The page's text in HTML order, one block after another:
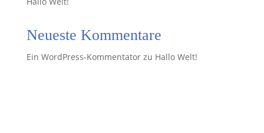
Neueste Kommentare
Ein WordPress-Kommentatorzu Hallo Welt!